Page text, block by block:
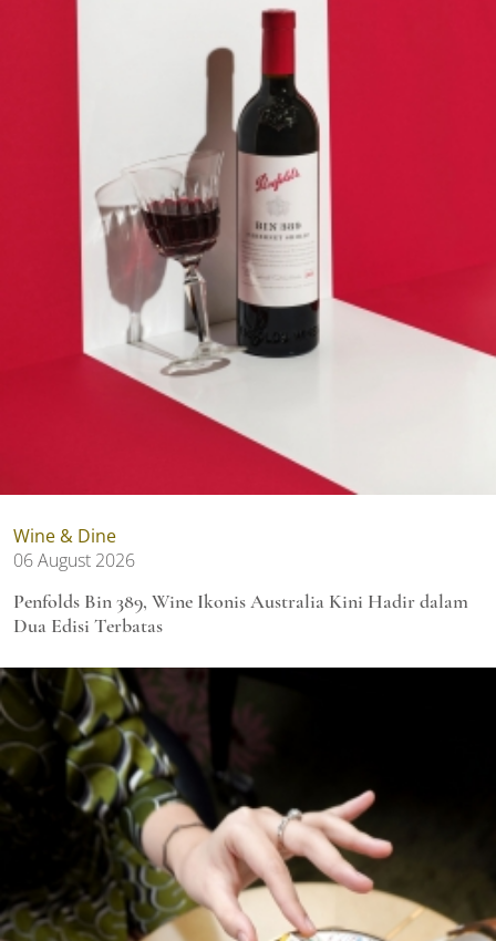
Wine & Dine
06 August 2026
Penfolds Bin 389, Wine Ikonis Australia Kini Hadir dalam
Dua Edisi Terbatas